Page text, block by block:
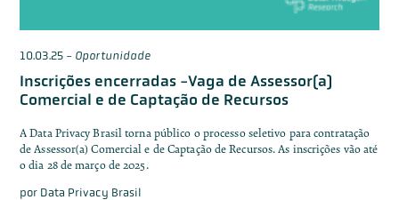
10.03.25- Oportunidade
Inscrições encerradas -Vaga de Assessor(a)
Comercial e de Captação de Recursos
A Data Privacy Brasil torna público o processo seletivo para contratação
de Assessor(a) Comercial e de Captação de Recursos. As inscrições vão até
o dia 28 de março de 2025.
por Data Privacy Brasil